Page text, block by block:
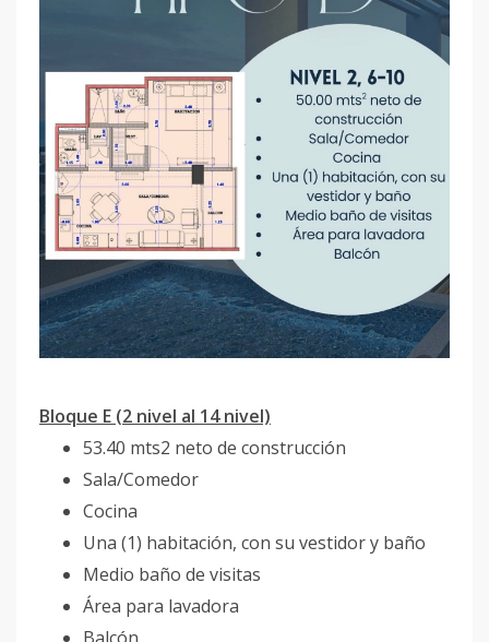
Bloque E (2 nivel al 14 nivel)
53.40 mts2 neto de construcción
Sala/Comedor
Cocina
Una (1) habitación, con su vestidor y baño
Medio baño de visitas
Área para lavadora